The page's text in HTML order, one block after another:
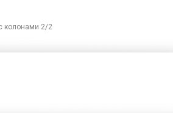
колонами 2/2